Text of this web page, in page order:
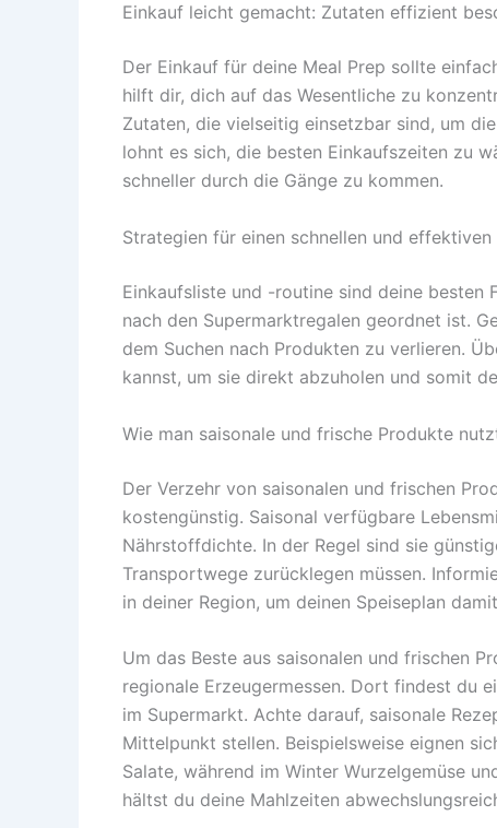
Einkauf leicht gemacht: Zutaten effizient
Der Einkauf für deine Meal Prep sollte
hilft dir, dich auf das Wesentliche zu
Zutaten, die vielseitig einsetzbar sind, um
lohnt es sich, die besten Einkaufszeiten zu
schneller durch die Gänge zu kommen.
Strategien für einen schnellen und effektiven
Einkaufsliste und -routine sind deine besten
nach den Supermarktregalen geordnet ist.
dem Suchen nach Produkten zu verlieren.
kannst, um sie direkt abzuholen und somit
Wie man saisonale und frische Produkte
Der Verzehr von saisonalen und frischen
kostengünstig. Saisonal verfügbare
Nährstoffdichte. In der Regel sind sie
Transportwege zurücklegen müssen.
in deiner Region, um deinen Speiseplan
Um das Beste aus saisonalen und frischen
regionale Erzeugermessen. Dort findest du
im Supermarkt. Achte darauf, saisonale
Mittelpunkt stellen. Beispielsweise eignen
Salate, während im Winter Wurzelgemüse
hältst du deine Mahlzeiten